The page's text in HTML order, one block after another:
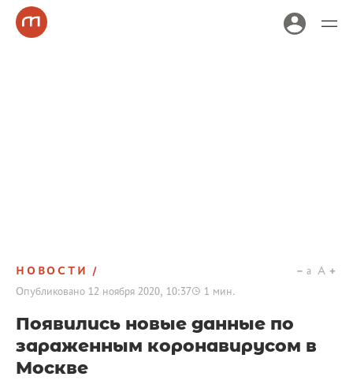
НОВОСТИ
Опубликовано 12 ноября 2020, 10:37 1 мин.
a A
Появились новые данные по
зараженным коронавирусом в
Москве